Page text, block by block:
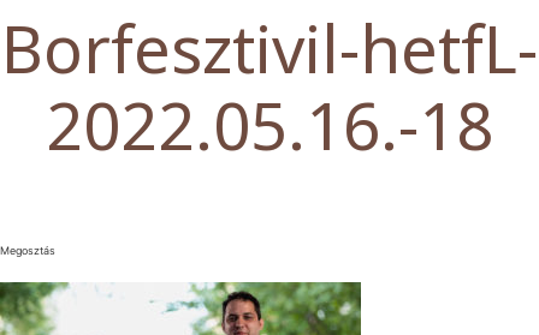
Borfesztivil-hetfL-
2022.05.16.-18
Megosztás